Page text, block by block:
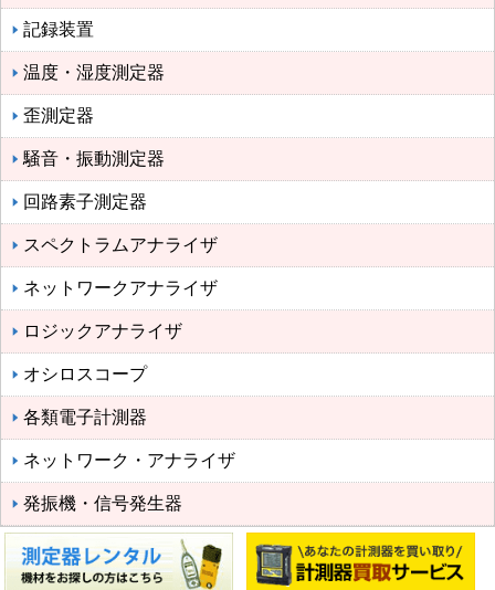
記録装置
温度・湿度測定器
歪測定器
騒音・振動測定器
回路素子測定器
スペクトラムアナライザ
ネットワークアナライザ
ロジックアナライザ
オシロスコープ
各類電子計測器
ネットワーク・アナライザ
発振機・信号発生器